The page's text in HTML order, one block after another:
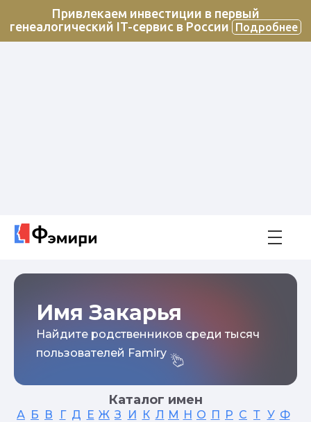
Привлекаем инвестиции в первый
генеалогический IT-сервис в России
Подробнее
Имя Закарья
Найдите родственников среди тысяч
пользователей Famiry
Каталог имен
А Б В Г Д Е Ж З И К Л М Н О П Р С Т У Ф